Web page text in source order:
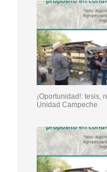
¡Oportunidad!: tesis,
Unidad Campeche